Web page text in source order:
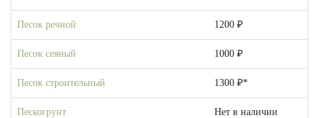
Песок речной 1200 ₽
Песок сеяный 1000 ₽
Песок строительный 1300 ₽*
Пескогрунт Нет в наличии